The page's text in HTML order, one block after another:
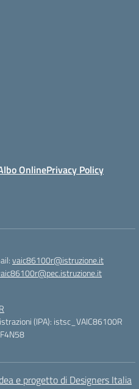
OnlinePrivacy Policy
vaic86100r@istruzione.it
(IPA): istsc_VAIC86100R
e progetto di Designers Italia